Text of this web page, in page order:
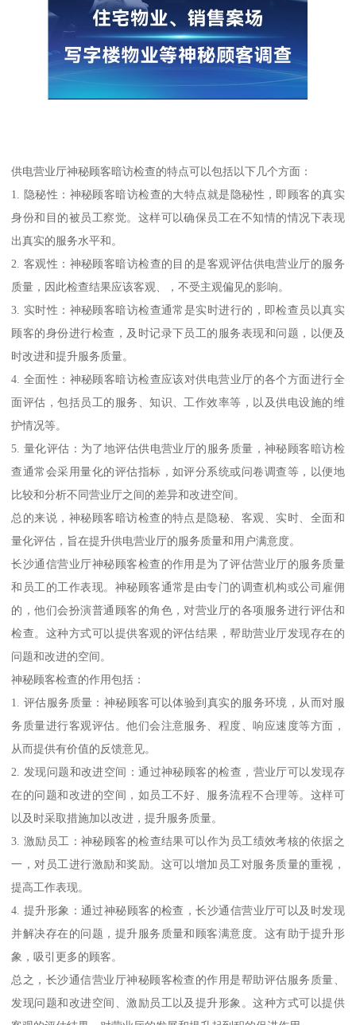
供电营业厅神秘顾客暗访检查的特点可以包括以下几个方面：
1. 隐秘性：神秘顾客暗访检查的大特点就是隐秘性，即顾客的真实
身份和目的被员工察觉。这样可以确保员工在不知情的情况下表现
出真实的服务水平和。
2. 客观性：神秘顾客暗访检查的目的是客观评估供电营业厅的服务
质量，因此检查结果应该客观、，不受主观偏见的影响。
3. 实时性：神秘顾客暗访检查通常是实时进行的，即检查员以真实
顾客的身份进行检查，及时记录下员工的服务表现和问题，以便及
时改进和提升服务质量。
4. 全面性：神秘顾客暗访检查应该对供电营业厅的各个方面进行全
面评估，包括员工的服务、知识、工作效率等，以及供电设施的维
护情况等。
5. 量化评估：为了地评估供电营业厅的服务质量，神秘顾客暗访检
查通常会采用量化的评估指标，如评分系统或问卷调查等，以便地
比较和分析不同营业厅之间的差异和改进空间。
总的来说，神秘顾客暗访检查的特点是隐秘、客观、实时、全面和
量化评估，旨在提升供电营业厅的服务质量和用户满意度。
长沙通信营业厅神秘顾客检查的作用是为了评估营业厅的服务质量
和员工的工作表现。神秘顾客通常是由专门的调查机构或公司雇佣
的，他们会扮演普通顾客的角色，对营业厅的各项服务进行评估和
检查。这种方式可以提供客观的评估结果，帮助营业厅发现存在的
问题和改进的空间。
神秘顾客检查的作用包括：
1. 评估服务质量：神秘顾客可以体验到真实的服务环境，从而对服
务质量进行客观评估。他们会注意服务、程度、响应速度等方面，
从而提供有价值的反馈意见。
2. 发现问题和改进空间：通过神秘顾客的检查，营业厅可以发现存
在的问题和改进的空间，如员工不好、服务流程不合理等。这样可
以及时采取措施加以改进，提升服务质量。
3. 激励员工：神秘顾客的检查结果可以作为员工绩效考核的依据之
一，对员工进行激励和奖励。这可以增加员工对服务质量的重视，
提高工作表现。
4. 提升形象：通过神秘顾客的检查，长沙通信营业厅可以及时发现
并解决存在的问题，提升服务质量和顾客满意度。这有助于提升形
象，吸引更多的顾客。
总之，长沙通信营业厅神秘顾客检查的作用是帮助评估服务质量、
发现问题和改进空间、激励员工以及提升形象。这种方式可以提供